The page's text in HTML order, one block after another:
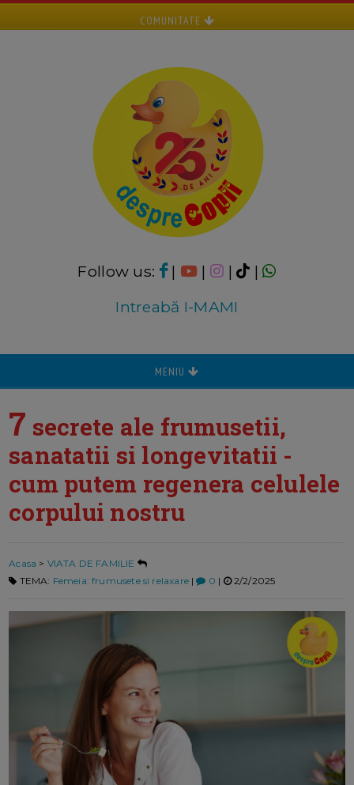
COMUNITATE
Follow us: | | |
|
Intreabă I-MAMI
MENIU
7 secrete ale frumusetii,
sanatatii si longevitatii -
cum putem regenera celulele
corpului nostru
Acasa > VIATA DE FAMILIE
TEMA: Femeia: frumusete si relaxare| 0 | 2/2/2025